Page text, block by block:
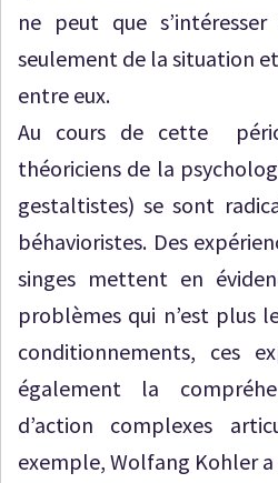
ne peut que
seulement de la situation
entre eux.
Au cours de cette
théoriciens de la
gestaltistes) se sont
béhavioristes. Des
singes mettent en
problèmes qui n’est plus
conditionnements, ces
également la
d’action complexes
exemple, Wolfang Kohler